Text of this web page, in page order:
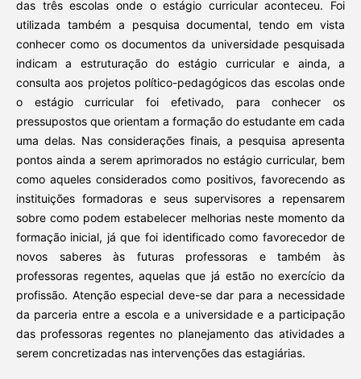
das três escolas onde o estágio curricular aconteceu. Foi
utilizada também a pesquisa documental, tendo em vista
conhecer como os documentos da universidade pesquisada
indicam a estruturação do estágio curricular e ainda, a
consulta aos projetos político-pedagógicos das escolas onde
o estágio curricular foi efetivado, para conhecer os
pressupostos que orientam a formação do estudante em cada
uma delas. Nas considerações finais, a pesquisa apresenta
pontos ainda a serem aprimorados no estágio curricular, bem
como aqueles considerados como positivos, favorecendo as
instituições formadoras e seus supervisores a repensarem
sobre como podem estabelecer melhorias neste momento da
formação inicial, já que foi identificado como favorecedor de
novos saberes às futuras professoras e também às
professoras regentes, aquelas que já estão no exercício da
profissão. Atenção especial deve-se dar para a necessidade
da parceria entre a escola e a universidade e a participação
das professoras regentes no planejamento das atividades a
serem concretizadas nas intervenções das estagiárias.